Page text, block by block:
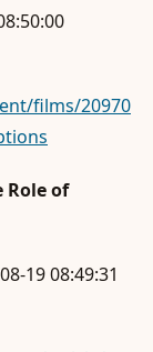
films/20970
Role of
19 08:49:31